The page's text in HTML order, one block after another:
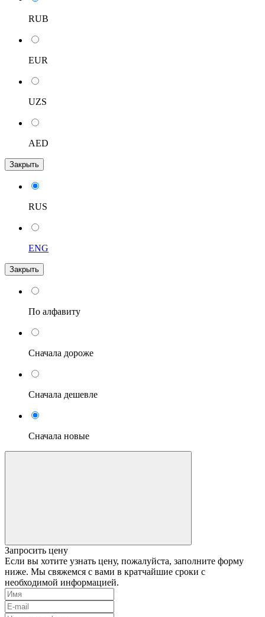
RUB
EUR
UZS
AED
Закрыть
RUS
ENG
Закрыть
По алфавиту
Сначала дороже
Сначала дешевле
Сначала новые
Запросить цену
Если вы хотите узнать цену, пожалуйста, заполните форму
ниже. Мы свяжемся с вами в кратчайшие сроки с
необходимой информацией.